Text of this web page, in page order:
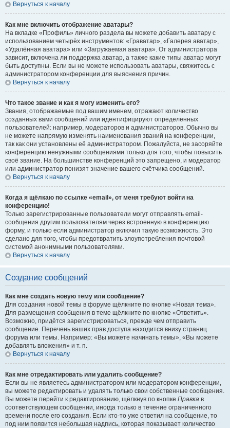
Вернуться к началу
Как мне включить отображение аватары?
На вкладке «Профиль» личного раздела вы можете добавить аватару с
использованием четырёх инструментов: «Граватар», «Галерея аватар»,
«Удалённая аватара» или «Загружаемая аватара». От администратора
зависит, включена ли поддержка аватар, а также какие типы аватар могут
быть доступны. Если вы не можете использовать аватары, свяжитесь с
администратором конференции для выяснения причин.
Вернуться к началу
Что такое звание и как я могу изменить его?
Звания, отображаемые под вашим именем, отражают количество
созданных вами сообщений или идентифицируют определённых
пользователей: например, модераторов и администраторов. Обычно вы
не можете напрямую изменять наименования званий на конференции,
так как они установлены её администратором. Пожалуйста, не засоряйте
конференцию ненужными сообщениями только для того, чтобы повысить
своё звание. На большинстве конференций это запрещено, и модератор
или администратор понизят значение вашего счётчика сообщений.
Вернуться к началу
Когда я щёлкаю по ссылке «email», от меня требуют войти на
конференцию!
Только зарегистрированные пользователи могут отправлять email-
сообщения другим пользователям через встроенную в конференцию
форму, и только если администратор включил такую возможность. Это
сделано для того, чтобы предотвратить злоупотребления почтовой
системой анонимными пользователями.
Вернуться к началу
Создание сообщений
Как мне создать новую тему или сообщение?
Для создания новой темы в форуме щёлкните по кнопке «Новая тема».
Для размещения сообщения в теме щёлкните по кнопке «Ответить».
Возможно, придётся зарегистрироваться, прежде чем отправить
сообщение. Перечень ваших прав доступа находится внизу страниц
форума или темы. Например: «Вы можете начинать темы», «Вы можете
добавлять вложения» и т. п.
Вернуться к началу
Как мне отредактировать или удалить сообщение?
Если вы не являетесь администратором или модератором конференции,
вы можете редактировать и удалять только свои собственные сообщения.
Вы можете перейти к редактированию, щёлкнув по кнопке Правка в
соответствующем сообщении, иногда только в течение ограниченного
времени после его создания. Если кто-то уже ответил на сообщение, то
под ним появится небольшая надпись, которая показывает количество